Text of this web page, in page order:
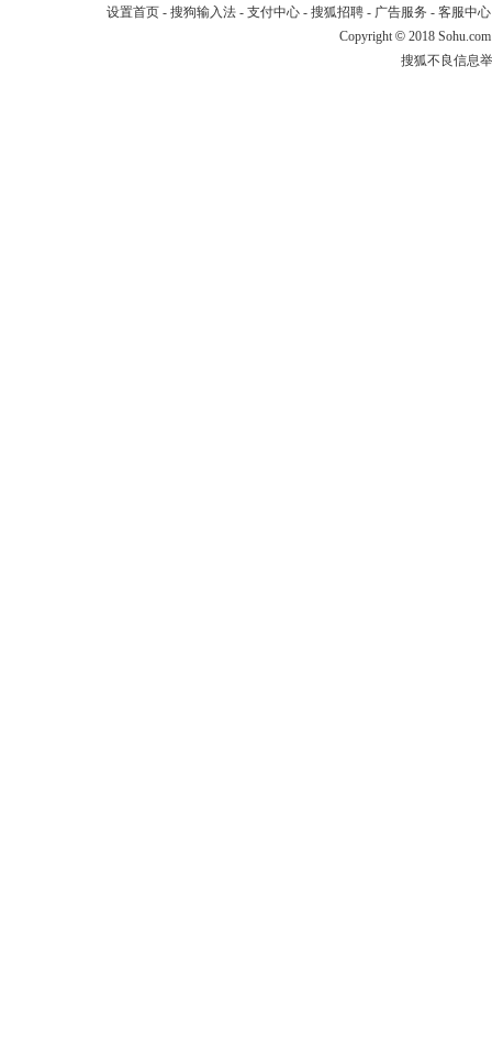
设置首页- 搜狗输入法- 支付中心- 搜狐招聘- 广告服务 - 客服中心
Copyright © 2018
搜狐不良信息